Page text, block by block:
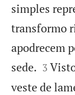
simples
transformo
apodrecem
sede. 

3
veste de